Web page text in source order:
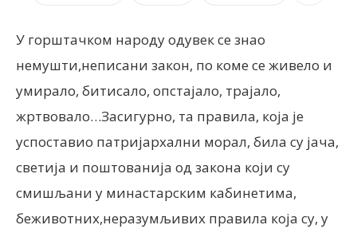
У горштачком народу одувек се знао
немушти,неписани закон, по коме се живело и
умирало, битисало, опстајало, трајало,
жртвовало…Засигурно, та правила, која је
успоставио патријархални морал, била су јача,
светија и поштованија од закона који су
смишљани у минастарским кабинетима,
беживотних,неразумљивих правила која су, у